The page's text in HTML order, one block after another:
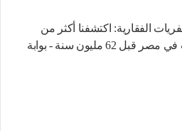
الفقارية: اكتشفنا أكثر من
500 حفرية لأسماك عاشت في مصر قبل 62 مليون سنة - بوابة